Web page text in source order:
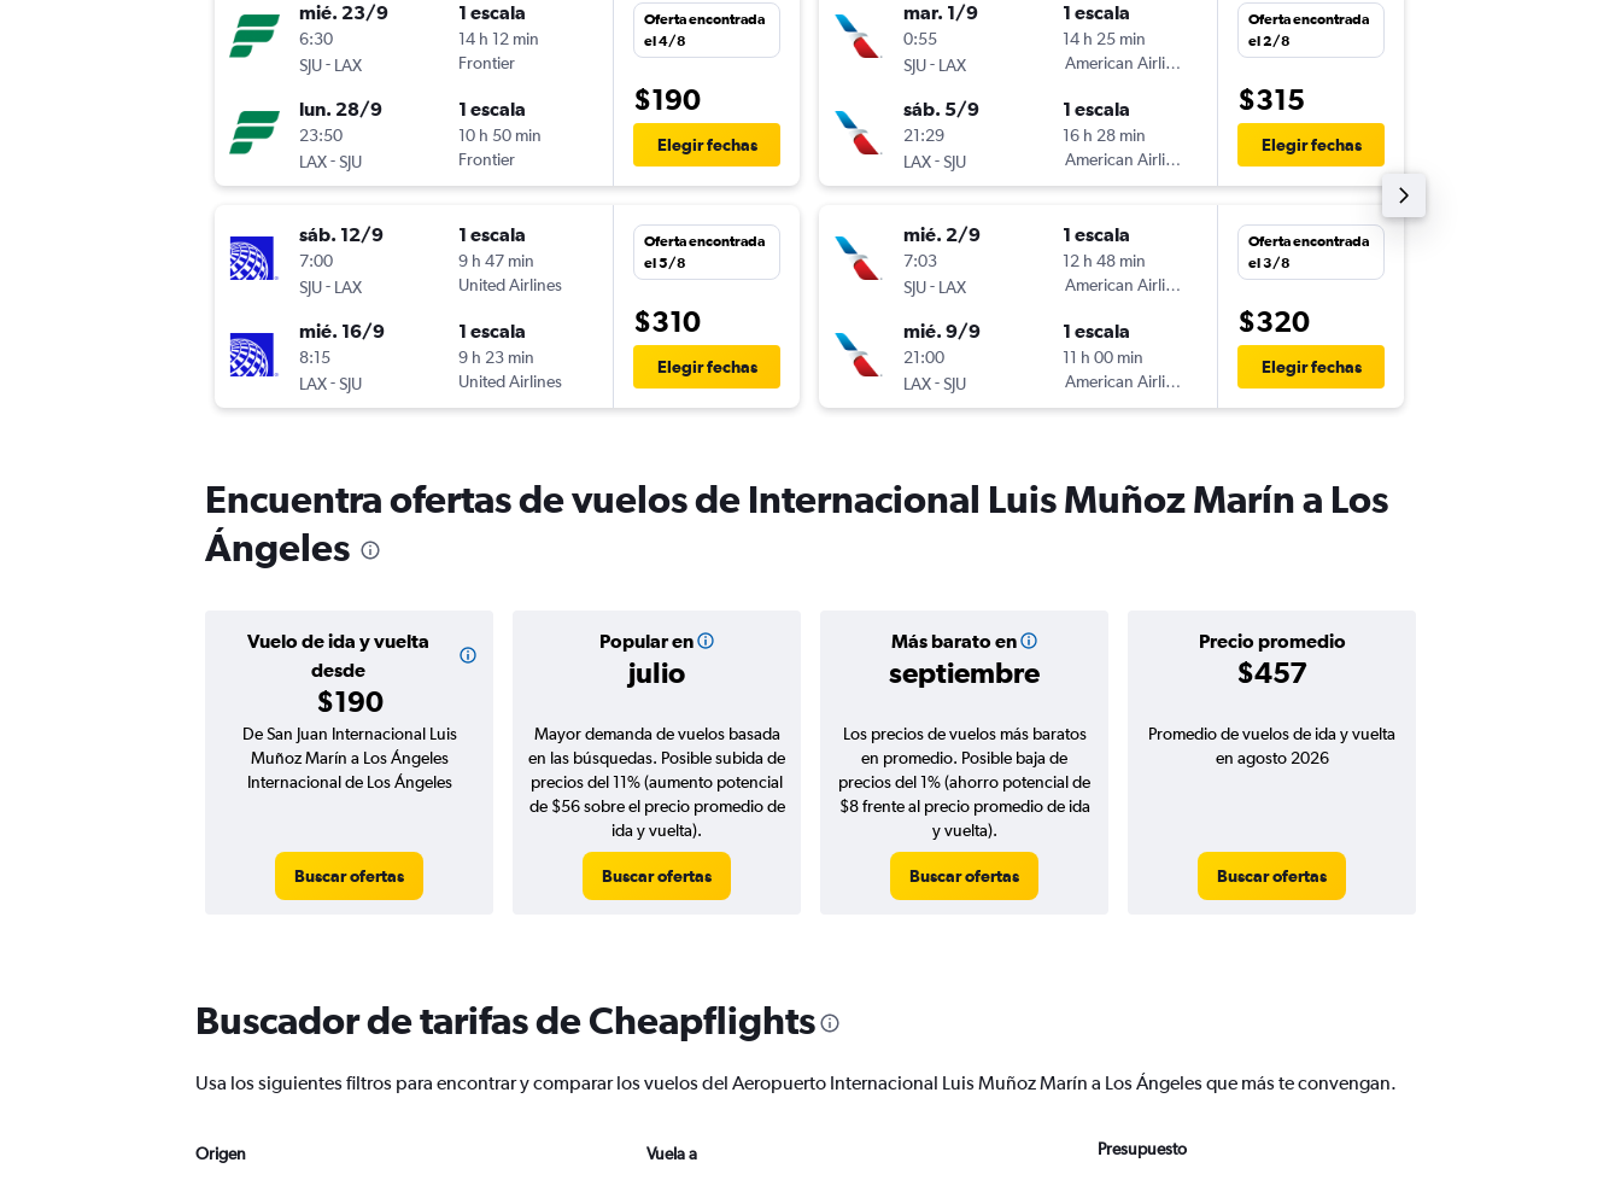
mié. 23/9
6:30
SJU- LAX
1 escala
14 h 12 min
Frontier
lun. 28/9
23:50
LAX-SJU
1 escala
10 h 50 min
Frontier
Oferta encontrada
el 4/8
$190
Elegir fechas
sáb. 12/9
7:00
SJU- LAX
1 escala
9 h 47 min
United Airlines
mié. 16/9
8:15
LAX-SJU
1 escala
9 h 23 min
United Airlines
Oferta encontrada
el 5/8
$310
Elegir fechas
mar. 1/9
0:55
SJU- LAX
1 escala
14 h 25 min
American Airlines
sáb. 5/9
21:29
LAX-SJU
1 escala
16 h 28 min
American Airlines
Oferta encontrada
el 2/8
$315
Elegir fechas
mié. 2/9
7:03
SJU- LAX
1 escala
12 h 48 min
American Airlines
mié. 9/9
21:00
LAX-SJU
1 escala
11 h 00 min
American Airlines
Oferta encontrada
el 3/8
$320
Elegir fechas
Encuentra ofertas de vuelos de Internacional Luis Muñoz Marín a Los
Ángeles
Vuelo de ida y vuelta
desde
$190
Popular en
julio
Más barato en
septiembre
Precio promedio
$457
De San Juan Internacional Luis
Muñoz Marín a Los Ángeles
Internacional de Los Ángeles
Buscar ofertas
Mayor demanda de vuelos basada
en las búsquedas. Posible subida de
precios del 11% (aumento potencial
de $56 sobre el precio promedio de
ida y vuelta).
Buscar ofertas
Los precios de vuelos más baratos
en promedio. Posible baja de
precios del 1% (ahorro potencial de
$8 frente al precio promedio de ida
y vuelta).
Buscar ofertas
Promedio de vuelos de ida y vuelta
en agosto 2026
Buscar ofertas
Buscador de tarifas de Cheapflights
Usa los siguientes filtros para encontrar y comparar los vuelos del Aeropuerto Internacional Luis Muñoz Marín a Los Ángeles que más te convengan.
Origen Vuela a Presupuesto